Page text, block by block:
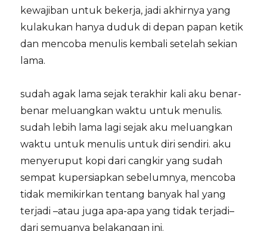
kewajiban untuk bekerja, jadi akhirnya yang
kulakukan hanya duduk di depan papan ketik
dan mencoba menulis kembali setelah sekian
lama.
sudah agak lama sejak terakhir kali aku benar-
benar meluangkan waktu untuk menulis.
sudah lebih lama lagi sejak aku meluangkan
waktu untuk menulis untuk diri sendiri. aku
menyeruput kopi dari cangkir yang sudah
sempat kupersiapkan sebelumnya, mencoba
tidak memikirkan tentang banyak hal yang
terjadi –atau juga apa-apa yang tidak terjadi–
dari semuanya belakangan ini.